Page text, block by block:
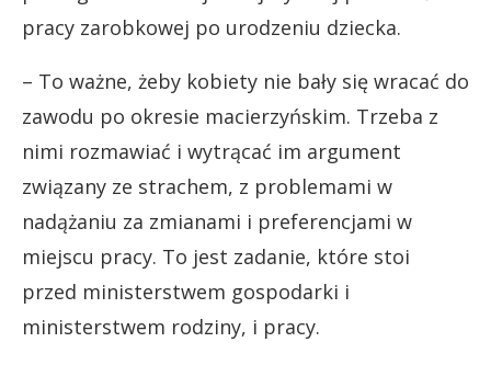
pracy zarobkowej po urodzeniu dziecka.
– To ważne, żeby kobiety nie bały się wracać do
zawodu po okresie macierzyńskim. Trzeba z
nimi rozmawiać i wytrącać im argument
związany ze strachem, z problemami w
nadążaniu za zmianami i preferencjami w
miejscu pracy. To jest zadanie, które stoi
przed ministerstwem gospodarki i
ministerstwem rodziny, i pracy.